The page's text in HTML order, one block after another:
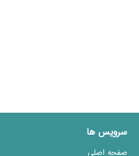
سرویس ها
صفحه اصلی